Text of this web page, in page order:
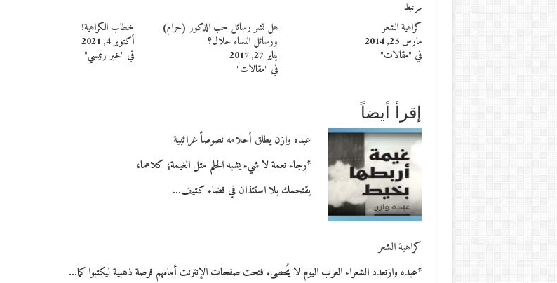
مرتبط
كراهية الشعر
مارس 25, 2014
في "مقالات"
هل نشر رسائل حب الذكور (حرام)
ورسائل النساء حلال؟
يناير 27, 2017
في "مقالات"
خطاب الكراهية!
أكتوبر 4, 2021
في "خبر رئيسي"
إقرأ أيضاً
عبده وازن يطلق أحلامه نصوصاً غرائبية
*رجاء نعمة لا شيء يشبه الحلم مثل الغيمة؛ كلاهما،
يقتحمك بلا استئذان في فضاء كثيف…
كراهية الشعر
*عبده وازنعدد الشعراء العرب اليوم لا يُحصى. فتحت صفحات الإنترنت أمامهم فرصة ذهبية ليكتبوا كما…